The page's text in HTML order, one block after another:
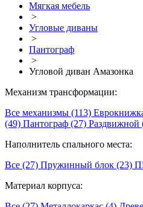
Мягкая мебель
>
Угловые диваны
>
Пантограф
>
Угловой диван Амазонка
Механизм трансформации:
Все механизмы (113)
(49) Пантограф (27) Раздвижной
Наполнитель спального места:
Все (27) Пружинный блок (23)
Материал корпуса: